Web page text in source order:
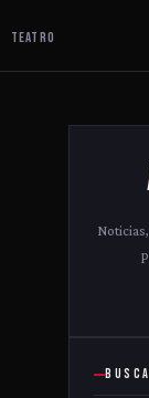
TEATRO